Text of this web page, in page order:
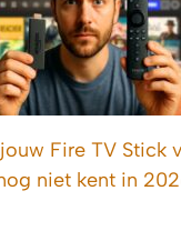
Fire TV Stick
niet kent in